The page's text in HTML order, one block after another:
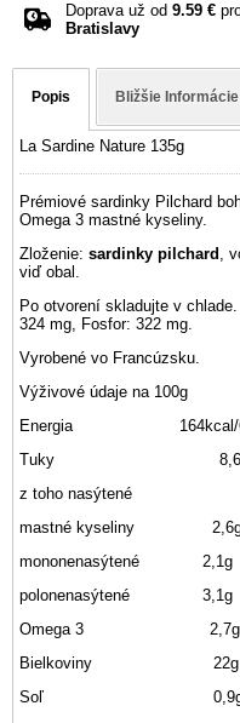
Doprava už od 9.59 €
Bratislavy
Popis Bližšie Informácie
La Sardine Nature 135g
Prémiové sardinky Pilchard
Omega 3 mastné kyseliny.
Zloženie: sardinky pilchard ,
viď obal.
Po otvorení skladujte v
324 mg, Fosfor: 322 mg.
Vyrobené vo Francúzsku.
Výživové údaje na 100g
Energia 164kcal/
Tuky
z toho nasýtené
mastné kyseliny
mononenasýtené 2,1g
polonenasýtené 3,1g
Omega 3 2,7g
Bielkoviny 22g
Soľ